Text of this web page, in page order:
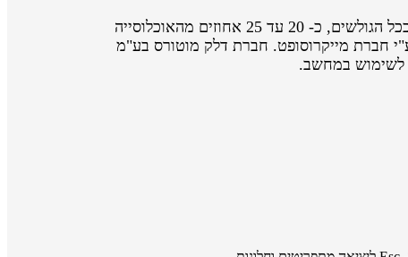
אתר אינטרנט נגיש הוא אתר המאפשר לאנשים עם מוגבלות ולאנשים מבוגרים לגלוש באותה רמה של יעילות והנאה ככל הגולשים, כ- 20 עד 25 אחוזים מהאוכלוסייה
בקשיי שימוש באינטרנט ועשויים להיטיב מתכני אינטרנט נגישים יותר, כך על פי מחקר שנערך בשנת 2003 ע"י חברת מייקרוסופט. חברת דלק מוטורס בע"מ
לשימוש במחשב.